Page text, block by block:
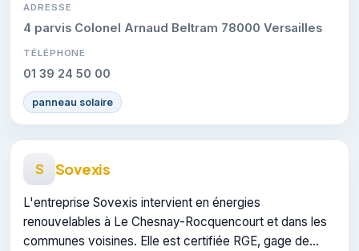
ADRESSE
4 parvis Colonel Arnaud Beltram 78000 Versailles
TÉLÉPHONE
01 39 24 50 00
panneau solaire
S Sovexis
L'entreprise Sovexis intervient en énergies
renouvelables à Le Chesnay-Rocquencourt et dans les
communes voisines. Elle est certifiée RGE, gage de